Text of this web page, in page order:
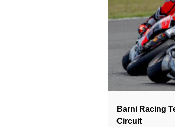
Barni Racing
Circuit
1199 LEANDRO